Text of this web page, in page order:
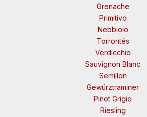
Grenache
Primitivo
Nebbiolo
Torrontés
Verdicchio
Sauvignon Blanc
Semillon
Gewürztraminer
Pinot Grigio
Riesling